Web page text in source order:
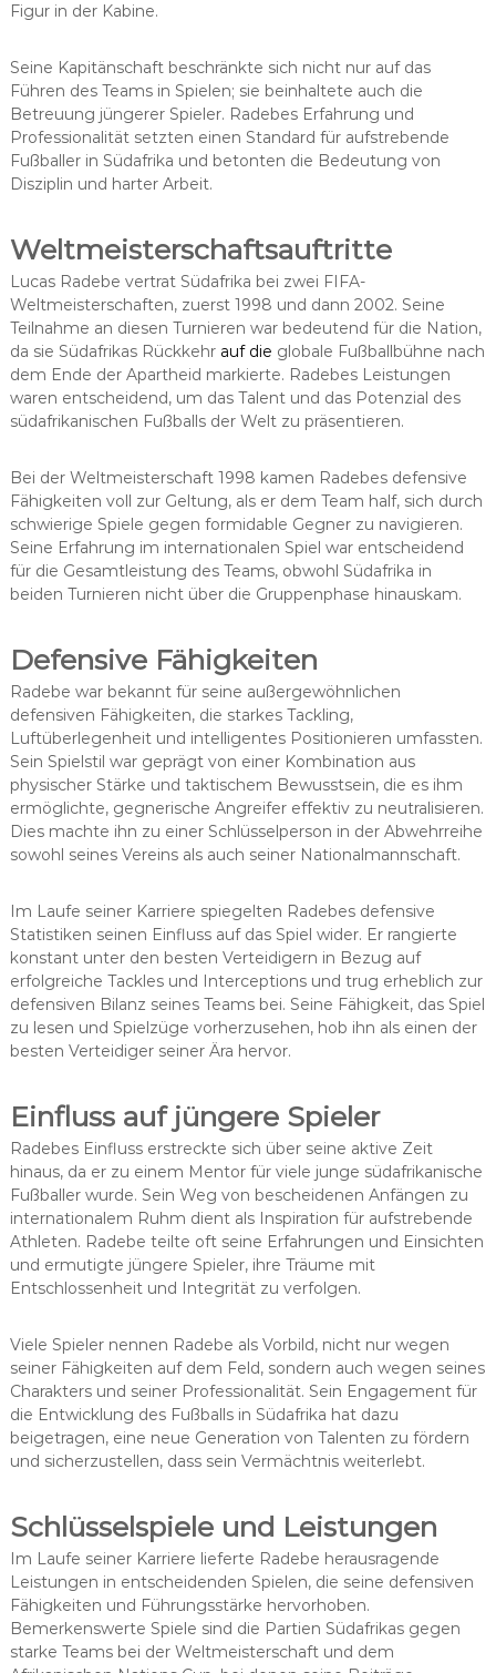
Figur in der Kabine.
Seine Kapitänschaft beschränkte sich nicht nur auf das
Führen des Teams in Spielen; sie beinhaltete auch die
Betreuung jüngerer Spieler. Radebes Erfahrung und
Professionalität setzten einen Standard für aufstrebende
Fußballer in Südafrika und betonten die Bedeutung von
Disziplin und harter Arbeit.
Weltmeisterschaftsauftritte
Lucas Radebe vertrat Südafrika bei zwei FIFA-
Weltmeisterschaften, zuerst 1998 und dann 2002. Seine
Teilnahme an diesen Turnieren war bedeutend für die Nation,
da sie Südafrikas Rückkehr auf die globale Fußballbühne nach
dem Ende der Apartheid markierte. Radebes Leistungen
waren entscheidend, um das Talent und das Potenzial des
südafrikanischen Fußballs der Welt zu präsentieren.
Bei der Weltmeisterschaft 1998 kamen Radebes defensive
Fähigkeiten voll zur Geltung, als er dem Team half, sich durch
schwierige Spiele gegen formidable Gegner zu navigieren.
Seine Erfahrung im internationalen Spiel war entscheidend
für die Gesamtleistung des Teams, obwohl Südafrika in
beiden Turnieren nicht über die Gruppenphase hinauskam.
Defensive Fähigkeiten
Radebe war bekannt für seine außergewöhnlichen
defensiven Fähigkeiten, die starkes Tackling,
Luftüberlegenheit und intelligentes Positionieren umfassten.
Sein Spielstil war geprägt von einer Kombination aus
physischer Stärke und taktischem Bewusstsein, die es ihm
ermöglichte, gegnerische Angreifer effektiv zu neutralisieren.
Dies machte ihn zu einer Schlüsselperson in der Abwehrreihe
sowohl seines Vereins als auch seiner Nationalmannschaft.
Im Laufe seiner Karriere spiegelten Radebes defensive
Statistiken seinen Einfluss auf das Spiel wider. Er rangierte
konstant unter den besten Verteidigern in Bezug auf
erfolgreiche Tackles und Interceptions und trug erheblich zur
defensiven Bilanz seines Teams bei. Seine Fähigkeit, das Spiel
zu lesen und Spielzüge vorherzusehen, hob ihn als einen der
besten Verteidiger seiner Ära hervor.
Einfluss auf jüngere Spieler
Radebes Einfluss erstreckte sich über seine aktive Zeit
hinaus, da er zu einem Mentor für viele junge südafrikanische
Fußballer wurde. Sein Weg von bescheidenen Anfängen zu
internationalem Ruhm dient als Inspiration für aufstrebende
Athleten. Radebe teilte oft seine Erfahrungen und Einsichten
und ermutigte jüngere Spieler, ihre Träume mit
Entschlossenheit und Integrität zu verfolgen.
Viele Spieler nennen Radebe als Vorbild, nicht nur wegen
seiner Fähigkeiten auf dem Feld, sondern auch wegen seines
Charakters und seiner Professionalität. Sein Engagement für
die Entwicklung des Fußballs in Südafrika hat dazu
beigetragen, eine neue Generation von Talenten zu fördern
und sicherzustellen, dass sein Vermächtnis weiterlebt.
Schlüsselspiele und Leistungen
Im Laufe seiner Karriere lieferte Radebe herausragende
Leistungen in entscheidenden Spielen, die seine defensiven
Fähigkeiten und Führungsstärke hervorhoben.
Bemerkenswerte Spiele sind die Partien Südafrikas gegen
starke Teams bei der Weltmeisterschaft und dem